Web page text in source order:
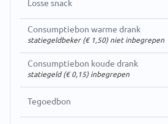
Consumptiebon warme drank
statiegeldbeker (€ 1,50) niet inbegrepen
Consumptiebon koude drank
statiegeld (€ 0,15) inbegrepen
Tegoedbon